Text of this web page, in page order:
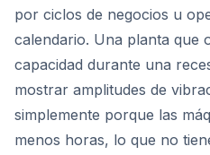
por ciclos de negocios u
calendario. Una planta que
capacidad durante una
mostrar amplitudes de
simplemente porque las
menos horas, lo que no